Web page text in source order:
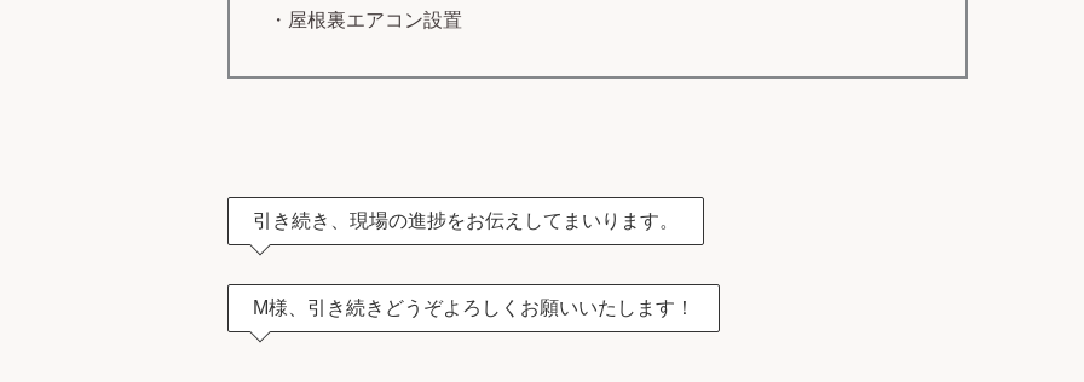
・屋根裏エアコン設置
引き続き、現場の進捗をお伝えしてまいります。
M様、引き続きどうぞよろしくお願いいたします！